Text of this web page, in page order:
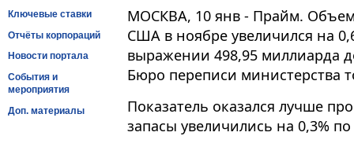
Ключевые ставки
Отчёты корпораций
Новости портала
События и
мероприятия
Доп. материалы
МОСКВА, 10 янв - Прайм. Объем
США в ноябре увеличился на
выражении 498,95 миллиарда
Бюро переписи министерства
Показатель оказался лучше
запасы увеличились на 0,3%